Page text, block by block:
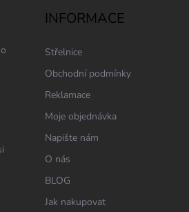
INFORMACE
Střelnice
Obchodní podmínky
Reklamace
Moje objednávka
Napište nám
O nás
BLOG
Jak nakupovat